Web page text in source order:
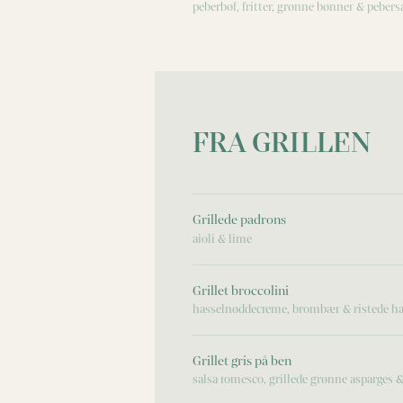
peberbøf, fritter, grønne bønner &
FRA GRILLEN
Grillede padrons
aioli & lime
Grillet broccolini
hasselnøddecreme, brombær & ristede
Grillet gris på ben
salsa romesco, grillede grønne asparges